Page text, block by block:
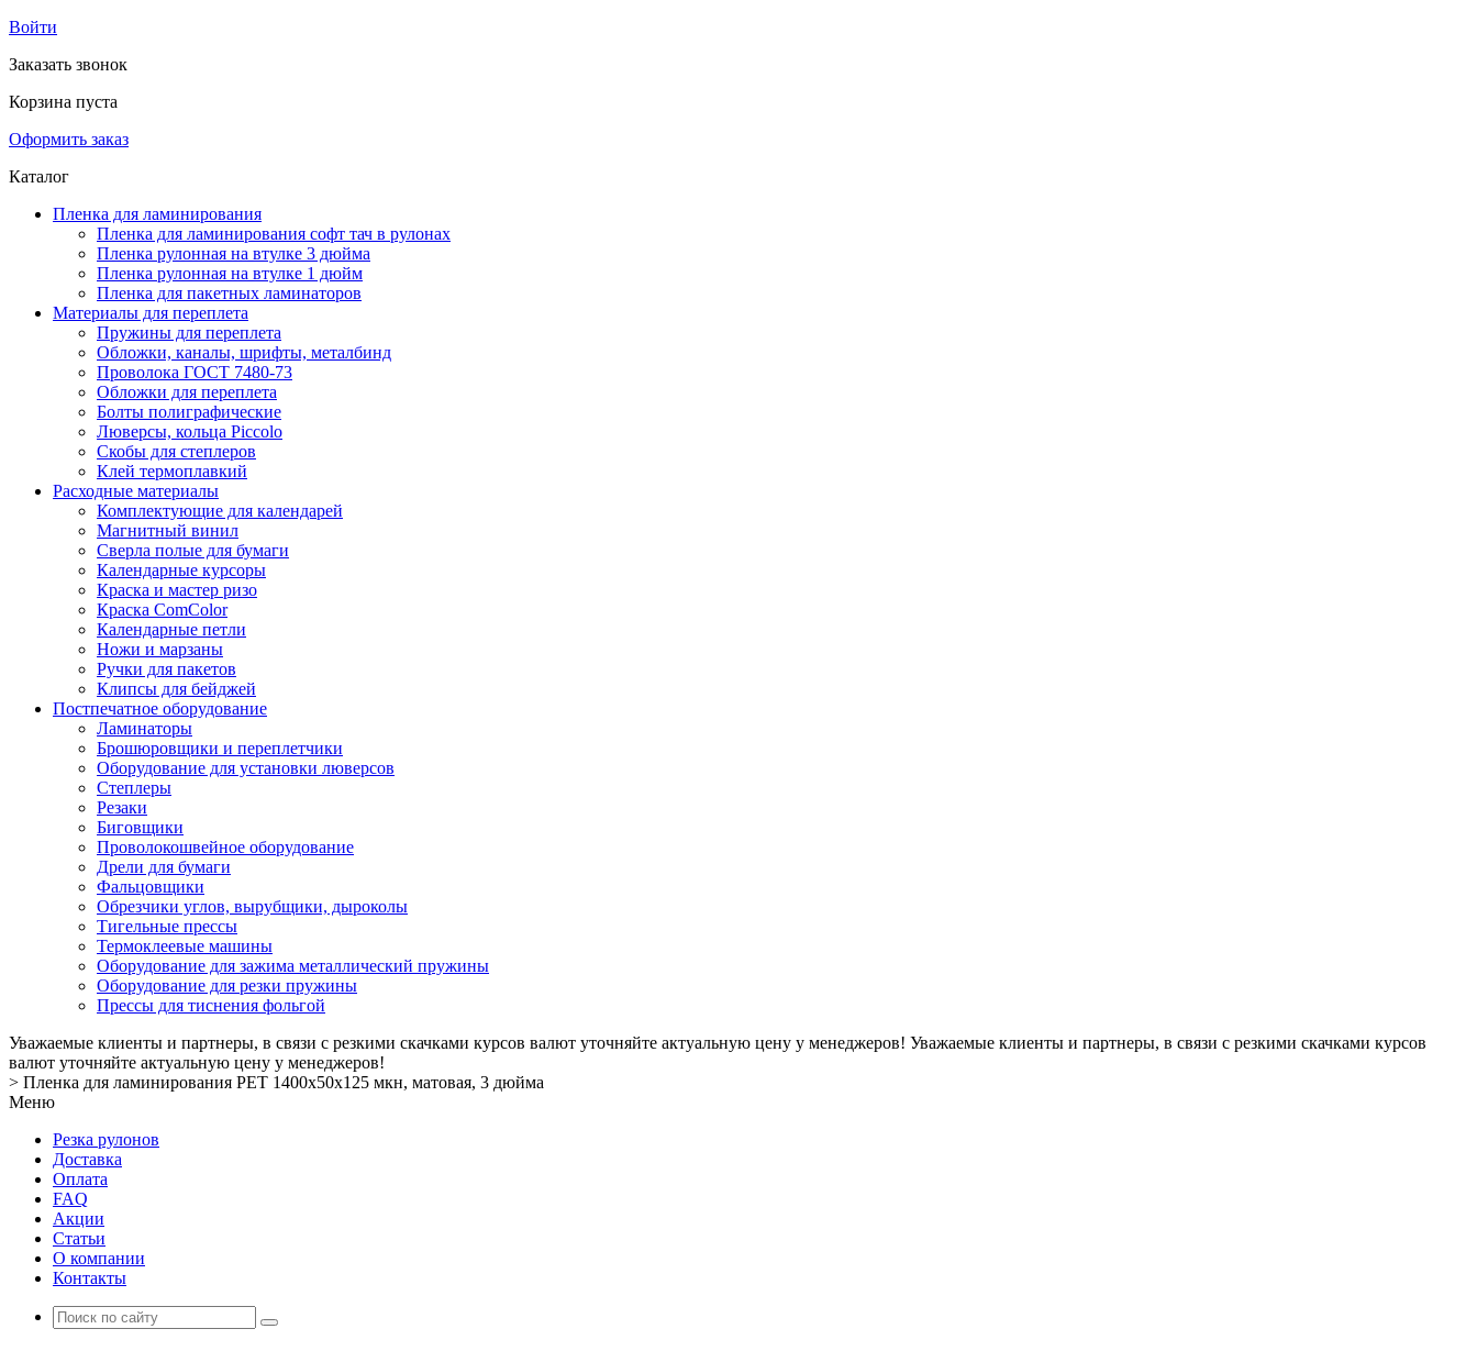
Войти
Заказать звонок
Корзина пуста
Оформить заказ
Каталог
Пленка для ламинирования
Пленка для ламинирования софт тач в рулонах
Пленка рулонная на втулке 3 дюйма
Пленка рулонная на втулке 1 дюйм
Пленка для пакетных ламинаторов
Материалы для переплета
Пружины для переплета
Обложки, каналы, шрифты, металбинд
Проволока ГОСТ 7480-73
Обложки для переплета
Болты полиграфические
Люверсы, кольца Piccolo
Скобы для степлеров
Клей термоплавкий
Расходные материалы
Комплектующие для календарей
Магнитный винил
Сверла полые для бумаги
Календарные курсоры
Краска и мастер ризо
Краска ComColor
Календарные петли
Ножи и марзаны
Ручки для пакетов
Клипсы для бейджей
Постпечатное оборудование
Ламинаторы
Брошюровщики и переплетчики
Оборудование для установки люверсов
Степлеры
Резаки
Биговщики
Проволокошвейное оборудование
Дрели для бумаги
Фальцовщики
Обрезчики углов, вырубщики, дыроколы
Тигельные прессы
Термоклеевые машины
Оборудование для зажима металлический пружины
Оборудование для резки пружины
Прессы для тиснения фольгой
Уважаемые клиенты и партнеры, в связи с резкими скачками курсов валют уточняйте актуальную цену у менеджеров! Уважаемые клиенты и партнеры, в связи с резкими скачками курсов
валют уточняйте актуальную цену у менеджеров!
> Пленка для ламинирования PET 1400х50х125 мкн, матовая, 3 дюйма
Меню
Резка рулонов
Доставка
Оплата
FAQ
Акции
Статьи
О компании
Контакты